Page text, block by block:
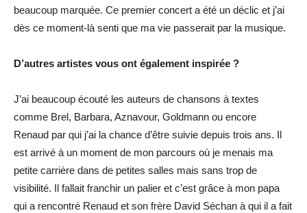
beaucoup marquée. Ce premier concert a été un déclic et j’ai
dès ce moment-là senti que ma vie passerait par la musique.
D’autres artistes vous ont également inspirée ?
J’ai beaucoup écouté les auteurs de chansons à textes
comme Brel, Barbara, Aznavour, Goldmann ou encore
Renaud par qui j’ai la chance d’être suivie depuis trois ans. Il
est arrivé à un moment de mon parcours où je menais ma
petite carrière dans de petites salles mais sans trop de
visibilité. Il fallait franchir un palier et c’est grâce à mon papa
qui a rencontré Renaud et son frère David Séchan à qui il a fait